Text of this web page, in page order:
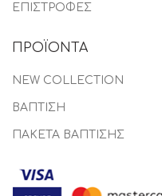
ΕΠΙΣΤΡΟΦΕΣ
ΠΡΟΪΟΝΤΑ
NEW COLLECTION
ΒΑΠΤΙΣΗ
ΠΑΚΕΤΑ ΒΑΠΤΙΣΗΣ